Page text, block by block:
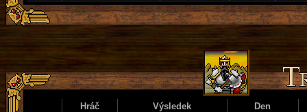
Hráč Výsledek Den